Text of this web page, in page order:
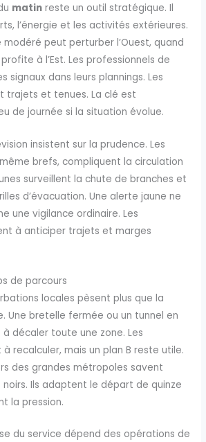
matin reste un outil stratégique. Il
l’énergie et les activités extérieures.
peut perturber l’Ouest, quand
à l’Est. Les professionnels de
signaux dans leurs plannings. Les
trajets et tenues. La clé est
de journée si la situation évolue.
insistent sur la prudence. Les
brefs, compliquent la circulation
surveillent la chute de branches et
d’évacuation. Une alerte jaune ne
une vigilance ordinaire. Les
à anticiper trajets et marges
de parcours
locales pèsent plus que la
Une bretelle fermée ou un tunnel en
décaler toute une zone. Les
recalculer, mais un plan B reste utile.
des grandes métropoles savent
Ils adaptent le départ de quinze
la pression.
du service dépend des opérations de